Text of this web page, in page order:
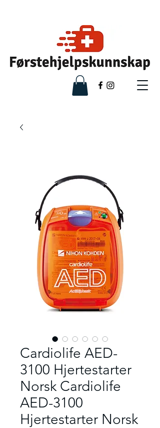
Cardiolife AED-
3100 Hjertestarter
Norsk Cardiolife
AED-3100
Hjertestarter Norsk